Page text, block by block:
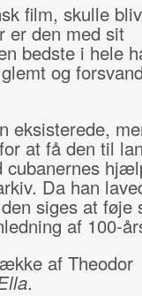
film, skulle
er den med sit
bedste i hele
og
eksisterede,
at få den til
cubanernes
Da han
siges at føje
af 100-
af Theodor
.